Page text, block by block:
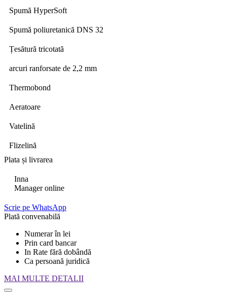
Spumă HyperSoft
Spumă poliuretanică DNS 32
Țesătură tricotată
arcuri ranforsate de 2,2 mm
Thermobond
Aeratoare
Vatelină
Flizelină
Plata și livrarea
Inna
Manager online
Scrie pe WhatsApp
Plată convenabilă
Numerar în lei
Prin card bancar
In Rate fără dobândă
Ca persoană juridică
MAI MULTE DETALII